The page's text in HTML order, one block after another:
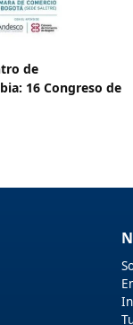
de
16 Congreso de